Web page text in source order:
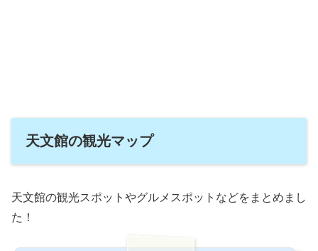
天文館の観光マップ
天文館の観光スポットやグルメスポットなどをまとめまし
た！